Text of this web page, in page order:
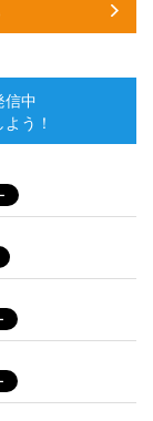
信中
う！